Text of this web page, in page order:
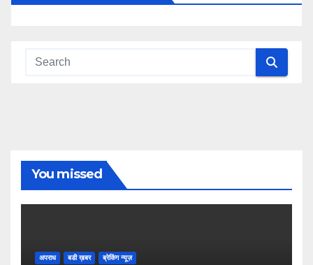
You missed
अपराध बडी ख़बर ब्रेकिंग न्यूज़